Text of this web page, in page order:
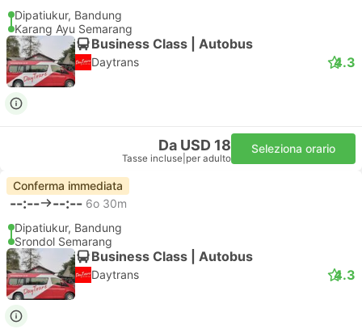
Dipatiukur, Bandung
Karang Ayu Semarang
Business Class | Autobus
Daytrans 4.3
Da USD 18
Tasse incluse per adulto
Seleziona orario
Conferma immediata
--:-- --:-- 6o 30m
Dipatiukur, Bandung
Srondol Semarang
Business Class | Autobus
Daytrans 4.3